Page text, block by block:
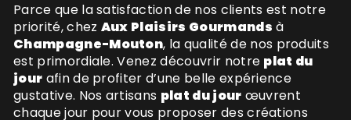
Parce que la satisfaction de nos clients est notre
priorité, chez Aux Plaisirs Gourmands à
Champagne-Mouton, la qualité de nos produits
est primordiale. Venez découvrir notre plat du
jour afin de profiter d’une belle expérience
gustative. Nos artisans plat du jour œuvrent
chaque jour pour vous proposer des créations